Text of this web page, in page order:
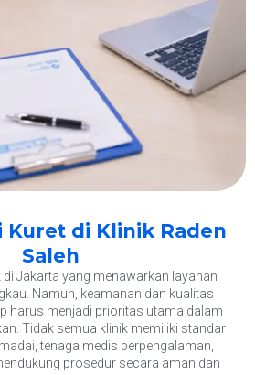
Kuret di Klinik Raden
Saleh
di Jakarta yang menawarkan layanan
Namun, keamanan dan kualitas
harus menjadi prioritas utama dalam
Tidak semua klinik memiliki standar
tenaga medis berpengalaman,
prosedur secara aman dan